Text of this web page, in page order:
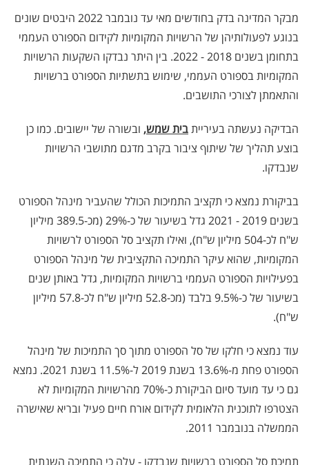
מבקר המדינה בדק בחודשים מאי עד נובמבר 2022 היבטים שונים
בנוגע לפעולותיהן של הרשויות המקומיות לקידום הספורט העממי
בתחומן בשנים 2018 - 2022. בין היתר נבדקו השקעות הרשויות
המקומיות בספורט העממי, שימוש בתשתיות הספורט ברשויות
והתאמתן לצורכי התושבים.
הבדיקה נעשתה בעירייתבית שמש, ובשורה של יישובים. כמו כן
בוצע תהליך של שיתוף ציבור בקרב מדגם מתושבי הרשויות
שנבדקו.
בביקורת נמצא כי תקציב התמיכות הכולל שהעביר מינהל הספורט
בשנים 2019 - 2021 גדל בשיעור של כ-29% (מכ-389.5 מיליון
ש"ח לכ-504 מיליון ש"ח), ואילו תקציב סל הספורט לרשויות
המקומיות, שהוא עיקר התמיכה התקציבית של מינהל הספורט
בפעילויות הספורט העממי ברשויות המקומיות, גדל באותן שנים
בשיעור של כ-9.5% בלבד (מכ-52.8 מיליון ש"ח לכ-57.8 מיליון
ש"ח).
עוד נמצא כי חלקו של סל הספורט מתוך סך התמיכות של מינהל
הספורט פחת מ-13.6% בשנת 2019 ל-11.5% בשנת 2021. נמצא
גם כי עד מועד סיום הביקורת כ-70% מהרשויות המקומיות לא
הצטרפו לתוכנית הלאומית לקידום אורח חיים פעיל ובריא שאישרה
הממשלה בנובמבר 2011.
תמיכת סל הספורט ברשויות שנבדקו - עלה כי התמיכה השנתית